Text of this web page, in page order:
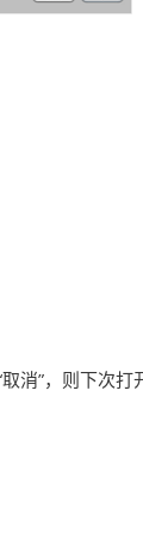
消”，则下次